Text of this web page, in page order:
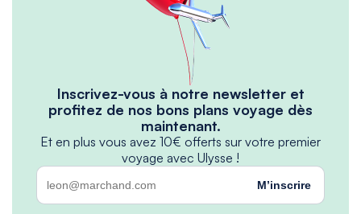
Inscrivez-vous à notre newsletter et
profitez de nos bons plans voyage dès
maintenant.
Et en plus vous avez 10€ offerts sur votre premier
voyage avec Ulysse !
M’inscrire